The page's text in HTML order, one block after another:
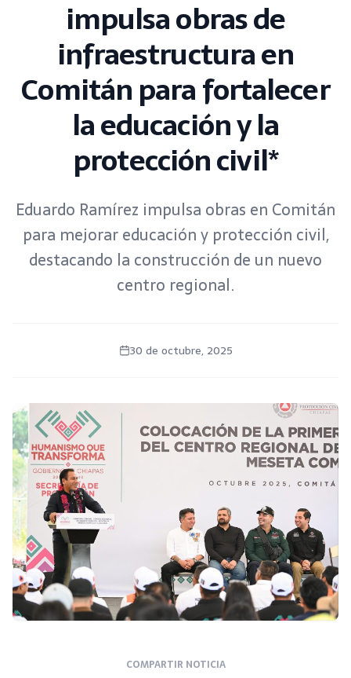
impulsa obras de
infraestructura en
Comitán para fortalecer
la educación y la
protección civil*
Eduardo Ramírez impulsa obras en Comitán
para mejorar educación y protección civil,
destacando la construcción de un nuevo
centro regional.
30 de octubre, 2025
COMPARTIR NOTICIA